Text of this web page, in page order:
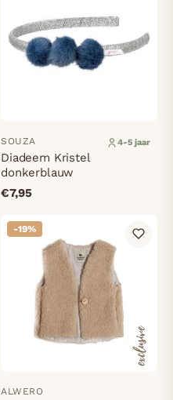
SOUZA 4-5 jaar
Diadeem Kristel
donkerblauw
€7,95
-19%
ALWERO